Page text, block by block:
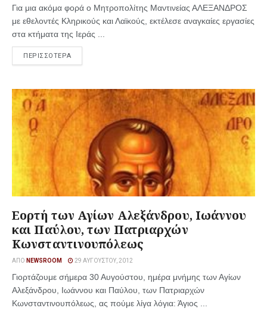
Για μια ακόμα φορά ο Μητροπολίτης Μαντινείας ΑΛΕΞΑΝΔΡΟΣ
με εθελοντές Κληρικούς και Λαϊκούς, εκτέλεσε αναγκαίες εργασίες
στα κτήματα της Ιεράς ...
ΠΕΡΙΣΣΟΤΕΡΑ
Εορτή των Αγίων Αλεξάνδρου, Ιωάννου
και Παύλου, των Πατριαρχών
Κωνσταντινουπόλεως
ΑΠΌ NEWSROOM 29 ΑΥΓΟΎΣΤΟΥ, 2012
Γιορτάζουμε σήμερα 30 Αυγούστου, ημέρα μνήμης των Αγίων
Αλεξάνδρου, Ιωάννου και Παύλου, των Πατριαρχών
Κωνσταντινουπόλεως, ας πούμε λίγα λόγια: Άγιος ...